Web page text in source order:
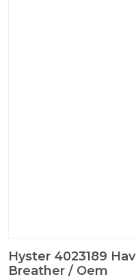
Hyster 4023189
Breather / Oem